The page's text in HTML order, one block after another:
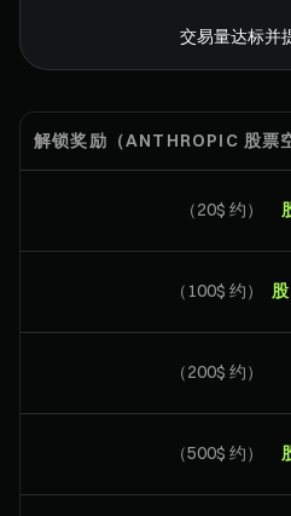
交易量达标并
解锁奖励（ANTHROPIC 股票
（约 $⁦20⁩）
（约 $⁦100⁩）
（约 $⁦200⁩）
（约 $⁦500⁩）